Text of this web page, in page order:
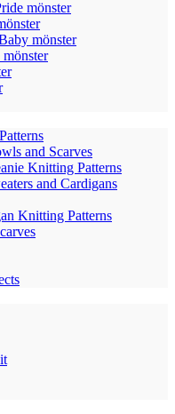
mönster
mönster
and Scarves
Knitting Patterns
and Cardigans
Knitting Patterns